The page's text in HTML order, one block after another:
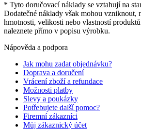
* Tyto doručovací náklady se vztahují na
Dodatečné náklady však mohou vzniknout,
hmotnosti, velikosti nebo vlastností
naleznete přímo v popisu výrobku.
Nápověda a podpora
Jak mohu zadat objednávku?
Doprava a doručení
Vrácení zboží a refundace
Možnosti platby
Slevy a poukázky
Potřebujete další pomoc?
Firemní zákazníci
Můj zákaznický účet